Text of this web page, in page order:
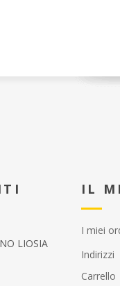
LIOSIA
IL
I miei
Indirizzi
Carrello